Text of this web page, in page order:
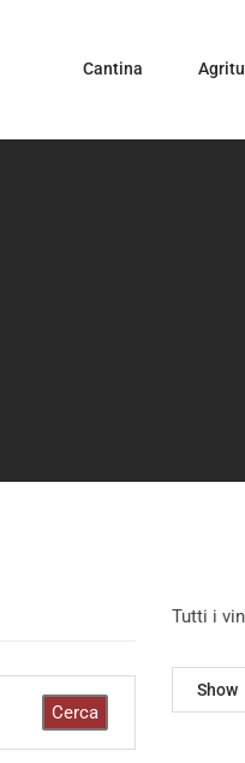
Cantina
Cerca
Tutti i
Show